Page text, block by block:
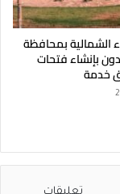
الشمالية بمحافظة
بإنشاء فتحات
خدمة